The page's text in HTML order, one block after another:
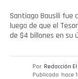
Santiago Bausili fue
luego de que el
de $4 billones en su
Por Redacción
Publicado hace